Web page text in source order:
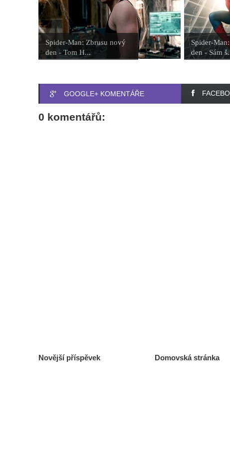
Spider-Man: Zbrusu nový
den - Tom H...
Spider-
den - Sám
GOOGLE+ KOMENTÁŘE
0 komentářů:
Novější příspěvek Domovská stránka